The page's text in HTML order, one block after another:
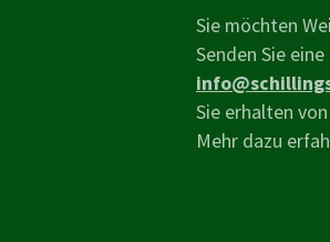
Sie möchten
Senden Sie
Sie erhalten
Mehr dazu